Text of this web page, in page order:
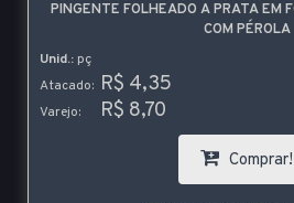
PINGENTE FOLHEADO A PRATA EM
COM PÉROLA
Unid.: pç
Atacado: R$ 4,35
Varejo: R$ 8,70
Comprar!